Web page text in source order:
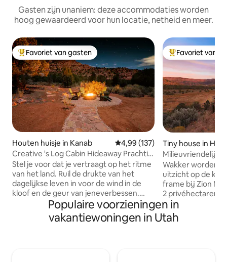
Gasten zijn unaniem: deze accommodaties worden
hoog gewaardeerd voor hun locatie, netheid en meer.
Topfavoriet van gasten
Favoriet van gasten
Houten huisje in Kanab Gemiddelde beoordeling van
4,99 (137)
Creative 's Log Cabin Hideaway Prachtig
uitzicht op de kliffen
Stel je voor dat je vertraagt op het ritme
van het land. Ruil de drukte van het
dagelijkse leven in voor de wind in de
kloof en de geur van jeneverbessen.
Deze intieme blokhut is niet zomaar een
verblijfplaats; het is een plek om
opnieuw in contact te komen met de
Topfavoriet van
Favoriet van
Tiny house in
Milieuvriendelijk
het
Wakker worden
uitzicht op de
frame bij Zion National
2 privéhectaren
het publiek
Canyonlands.
directe toegang
Populaire voorzieningen in
vakantiewoningen in Utah